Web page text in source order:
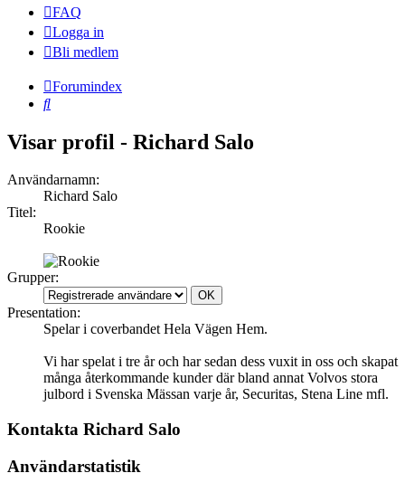
FAQ
Logga in
Bli medlem
Forumindex
Sök
Visar profil - Richard Salo
Användarnamn:
Richard Salo
Titel:
Rookie
Grupper:
Presentation:
Spelar i coverbandet Hela Vägen Hem.
Vi har spelat i tre år och har sedan dess vuxit in oss och skapat
många återkommande kunder där bland annat Volvos stora
julbord i Svenska Mässan varje år, Securitas, Stena Line mfl.
Kontakta Richard Salo
Användarstatistik